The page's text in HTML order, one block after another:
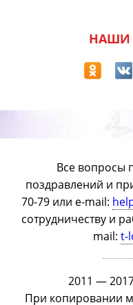
НАШИ
Все вопросы
поздравлений и
70-79 или e-mail:
сотрудничеству и
mail: t-
2011 —
При копировании